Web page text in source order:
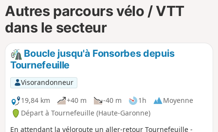
Autres parcours vélo / VTT
dans le secteur
Boucle jusqu'à Fonsorbes depuis
Tournefeuille
Visorandonneur
19,84 km
+40 m -40 m 1h
Moyenne
Départ à Tournefeuille (Haute-Garonne)
En attendant la véloroute un aller-retour Tournefeuille -